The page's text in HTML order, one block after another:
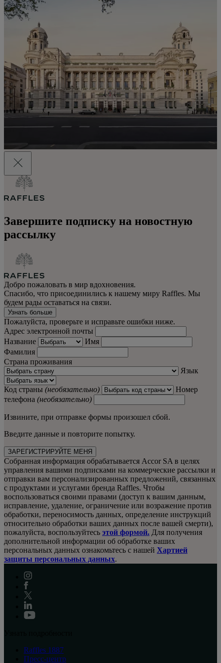
Завершите подписку на новостную
рассылку
Добро пожаловать в мир вдохновения.
Спасибо, что присоединились к нашему миру Raffles. Мы
будем рады оставаться на связи.
Узнать больше
Пожалуйста, проверьте и исправьте ошибки ниже.
Адрес электронной почты
Название
Имя
Фамилия
Страна проживания
Язык
Код страны (необязательно)
Номер
телефона (необязательно)
Извините, при отправке формы произошел сбой.
Введите данные и повторите попытку.
ЗАРЕГИСТРИРУЙТЕ МЕНЯ
Собранная информация обрабатывается Accor SA в целях
управления вашими подписками на коммерческие рассылки и
отправки вам персонализированных предложений, связанных
с продуктами и услугами бренда Raffles. Чтобы
воспользоваться своими правами (доступ к вашим данным,
исправление, удаление, ограничение или возражение против
обработки, переносимость данных, определение инструкций
относительно обработки ваших данных после вашей смерти),
пожалуйста, воспользуйтесь этой формой. Для получения
дополнительной информации об обработке ваших
персональных данных ознакомьтесь с нашей Хартией
защиты персональных данных.
Raffles 1887
Пресс-центр